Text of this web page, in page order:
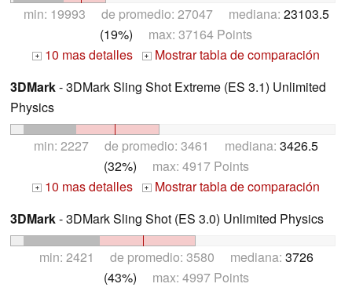
min: 19993 de promedio: 27047 mediana: 23103.5
(19%) max: 37164 Points
+ 10 mas detalles + Mostrar tabla de comparación
3DMark- 3DMark Sling Shot Extreme (ES 3.1) Unlimited
Physics
min: 2227 de promedio: 3461 mediana: 3426.5
(32%) max: 4917 Points
+ 10 mas detalles + Mostrar tabla de comparación
3DMark- 3DMark Sling Shot (ES 3.0) Unlimited Physics
min: 2421 de promedio: 3580 mediana: 3726
(43%) max: 4997 Points